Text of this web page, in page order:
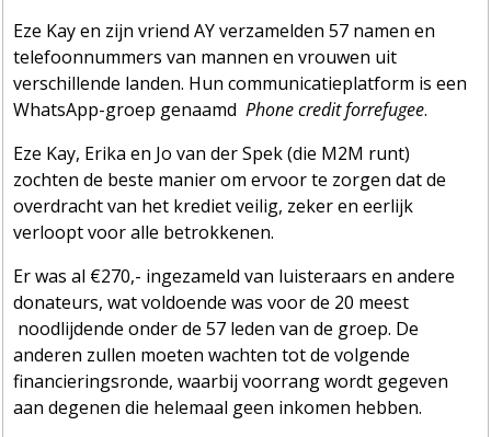
Eze Kay en zijn vriend AY verzamelden 57 namen en
telefoonnummers van mannen en vrouwen uit
verschillende landen. Hun communicatieplatform is een
WhatsApp-groep genaamdPhone credit forrefugee.
Eze Kay, Erika en Jo van der Spek (die M2M runt)
zochten de beste manier om ervoor te zorgen dat de
overdracht van het krediet veilig, zeker en eerlijk
verloopt voor alle betrokkenen.
Er was al €270,- ingezameld van luisteraars en andere
donateurs, wat voldoende was voor de 20 meest
noodlijdende onder de 57 leden van de groep. De
anderen zullen moeten wachten tot de volgende
financieringsronde, waarbij voorrang wordt gegeven
aan degenen die helemaal geen inkomen hebben.